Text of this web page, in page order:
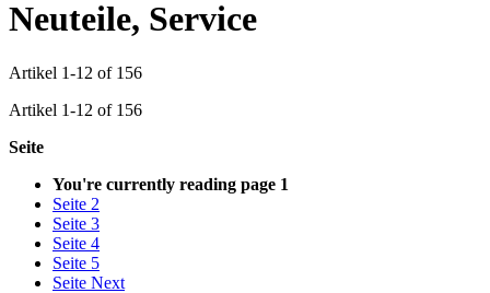
Neuteile, Service
Artikel 1-12 of 156
Artikel 1-12 of 156
Seite
You're currently reading page 1
Seite 2
Seite 3
Seite 4
Seite 5
Seite Next